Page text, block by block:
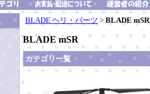
BLADE ヘリ・パーツ > BLADE mSR
BLADE mSR
カテゴリ一覧